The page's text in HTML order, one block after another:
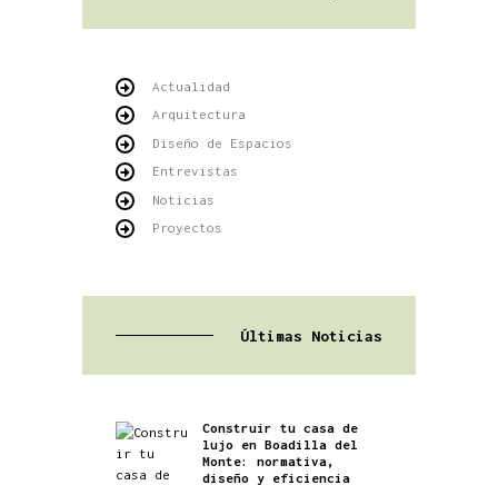
Actualidad
Arquitectura
Diseño de Espacios
Entrevistas
Noticias
Proyectos
Últimas Noticias
Construir tu casa de
lujo en Boadilla del
Monte: normativa,
diseño y eficiencia